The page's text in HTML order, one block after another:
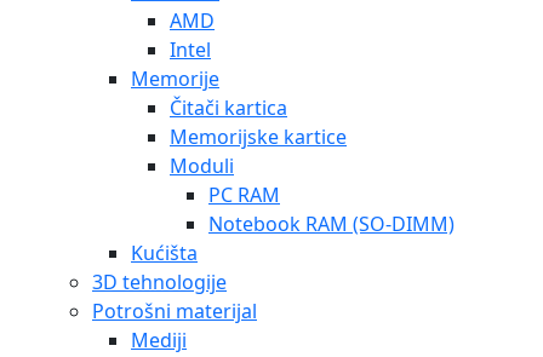
AMD
Intel
Memorije
Čitači kartica
Memorijske kartice
Moduli
PC RAM
Notebook RAM (SO-DIMM)
Kućišta
3D tehnologije
Potrošni materijal
Mediji